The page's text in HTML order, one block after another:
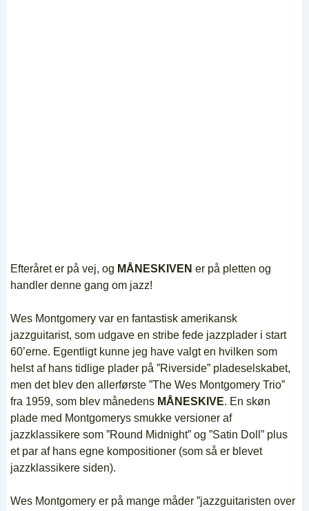
Efteråret er på vej, og MÅNESKIVEN er på pletten og
handler denne gang om jazz!
Wes Montgomery var en fantastisk amerikansk
jazzguitarist, som udgave en stribe fede jazzplader i start
60’erne. Egentligt kunne jeg have valgt en hvilken som
helst af hans tidlige plader på ”Riverside” pladeselskabet,
men det blev den allerførste ”The Wes Montgomery Trio”
fra 1959, som blev månedens MÅNESKIVE. En skøn
plade med Montgomerys smukke versioner af
jazzklassikere som ”Round Midnight” og ”Satin Doll” plus
et par af hans egne kompositioner (som så er blevet
jazzklassikere siden).
Wes Montgomery er på mange måder ”jazzguitaristen over